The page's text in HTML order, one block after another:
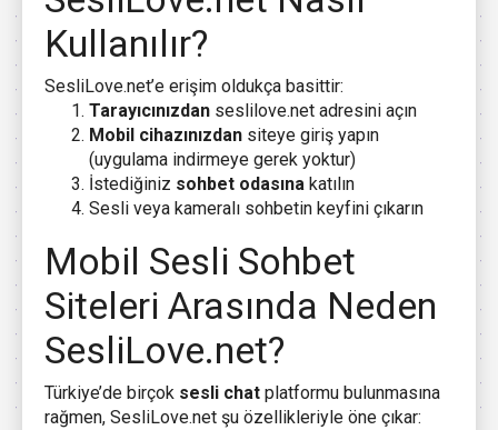
Kullanılır?
SesliLove.net’e erişim oldukça basittir:
Tarayıcınızdan seslilove.net adresini açın
Mobil cihazınızdan siteye giriş yapın
(uygulama indirmeye gerek yoktur)
İstediğiniz sohbet odasına katılın
Sesli veya kameralı sohbetin keyfini çıkarın
Mobil Sesli Sohbet
Siteleri Arasında Neden
SesliLove.net?
Türkiye’de birçok sesli chat platformu bulunmasına
rağmen, SesliLove.net şu özellikleriyle öne çıkar: